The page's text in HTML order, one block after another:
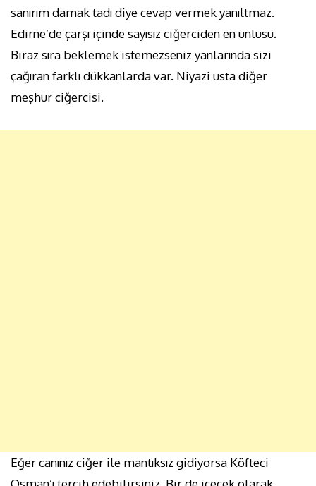
sanırım damak tadı diye cevap vermek yanıltmaz.
Edirne’de çarşı içinde sayısız ciğerciden en ünlüsü.
Biraz sıra beklemek istemezseniz yanlarında sizi
çağıran farklı dükkanlarda var. Niyazi usta diğer
meşhur ciğercisi.
Eğer canınız ciğer ile mantıksız gidiyorsa Köfteci